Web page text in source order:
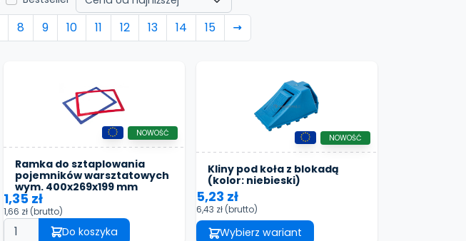
8 9 10 11 12 13 14 15
Ramka do sztaplowania
pojemników warsztatowych
wym. 400x269x199 mm
NOWOŚĆ
1,35 zł
1,66 zł (brutto)
Do koszyka
Kliny pod koła z blokadą
(kolor: niebieski)
NOWOŚĆ
5,23 zł
6,43 zł (brutto)
Wybierz wariant